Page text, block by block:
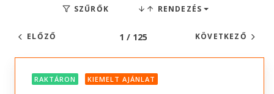
SZŰRŐK RENDEZÉS
ELŐZŐ 1 / 125 KÖVETKEZŐ
RAKTÁRON KIEMELT AJÁNLAT